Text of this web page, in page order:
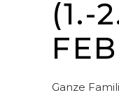
(1.-
Ganze